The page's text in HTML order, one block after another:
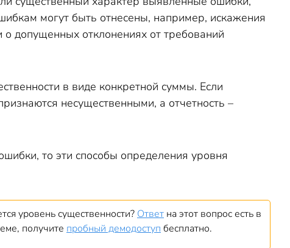
могут быть отнесены, например, искажения
о допущенных отклонениях от требований
в виде конкретной суммы. Если
несущественными, а отчетность –
то эти способы определения уровня
уровень существенности? Ответ на этот вопрос есть в
получите пробный демодоступ бесплатно.